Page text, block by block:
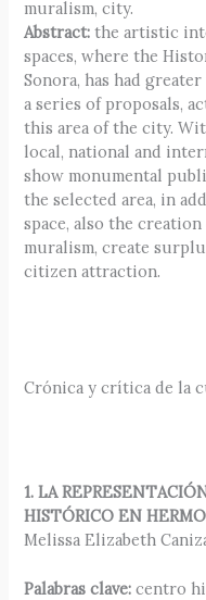
muralism, city.
Abstract: the artistic
spaces, where the
Sonora, has had
a series of proposals,
this area of the city.
local, national and
show monumental
the selected area, in
space, also the
muralism, create
citizen attraction.
Crónica y crítica de la
1. LA
HISTÓRICO EN
Melissa Elizabeth
Palabras clave: centro